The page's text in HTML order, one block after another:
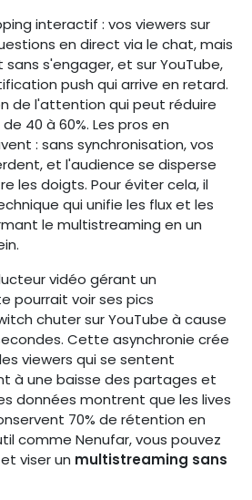
interactif : vos viewers sur
en direct via le chat, mais
sans s'engager, et sur YouTube,
push qui arrive en retard.
de l'attention qui peut réduire
40 à 60%. Les pros en
: sans synchronisation, vos
et l'audience se disperse
les doigts. Pour éviter cela, il
qui unifie les flux et les
le multistreaming en un
vidéo gérant un
pourrait voir ses pics
chuter sur YouTube à cause
Cette asynchronie crée
viewers qui se sentent
à une baisse des partages et
données montrent que les lives
70% de rétention en
comme Nenufar, vous pouvez
viser un multistreaming sans